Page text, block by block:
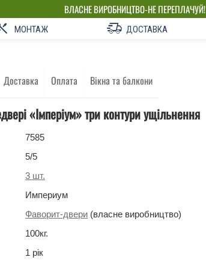
ВЛАСНЕ ВИРОБНИЦТВО-НЕ ПЕРЕПЛАЧУЙ!
МОНТАЖ ДОСТАВКА
Доставка Оплата Вікна та балкони
«Імперіум» три контури ущільнення
7585
5/5
3 шт.
Империум
Фаворит-двери (власне виробництво)
100кг.
1 рік